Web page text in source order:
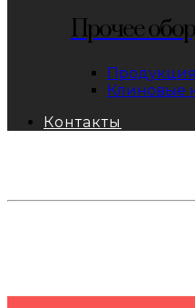
Прочее
Клиновые
Контакты